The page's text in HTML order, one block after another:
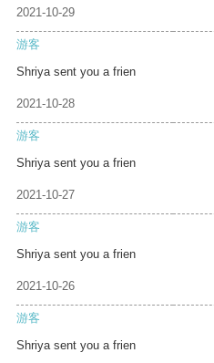
2021-10-29
游客
Shriya sent you a frien
2021-10-28
游客
Shriya sent you a frien
2021-10-27
游客
Shriya sent you a frien
2021-10-26
游客
Shriya sent you a frien